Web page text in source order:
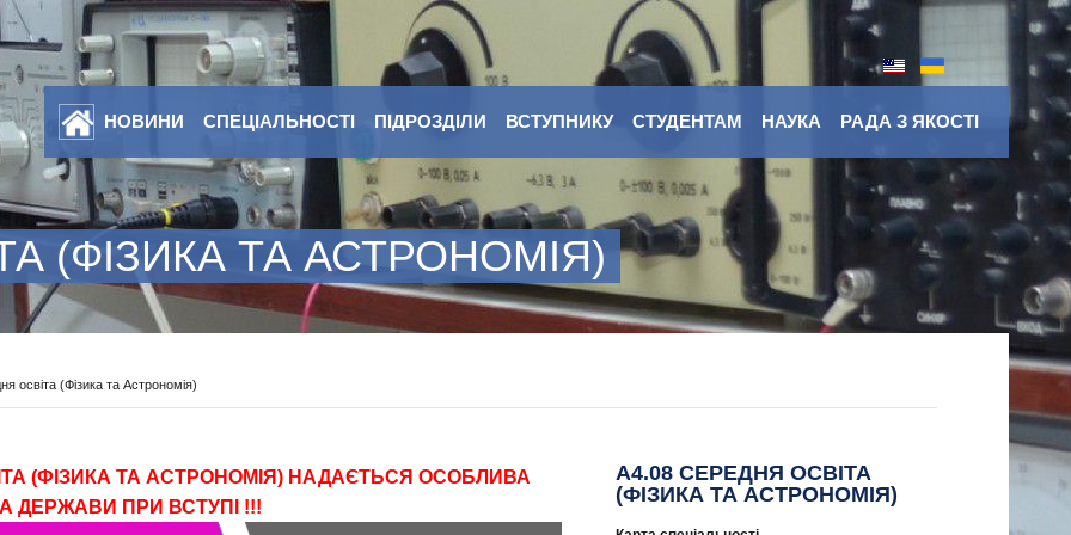
НОВИНИ СПЕЦІАЛЬНОСТІ ПІДРОЗДІЛИ ВСТУПНИКУ СТУДЕНТАМ НАУКА РАДА З ЯКОСТІ
(ФІЗИКА ТА АСТРОНОМІЯ)
освіта (Фізика та Астрономія)
(ФІЗИКА ТА АСТРОНОМІЯ) НАДАЄТЬСЯ ОСОБЛИВА
ДЕРЖАВИ ПРИ ВСТУПІ !!!
A4.08 СЕРЕДНЯ ОСВІТА
(ФІЗИКА ТА АСТРОНОМІЯ)